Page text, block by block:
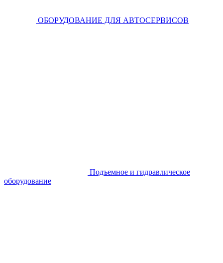
ОБОРУДОВАНИЕ ДЛЯ АВТОСЕРВИСОВ
Подъемное и гидравлическое
оборудование